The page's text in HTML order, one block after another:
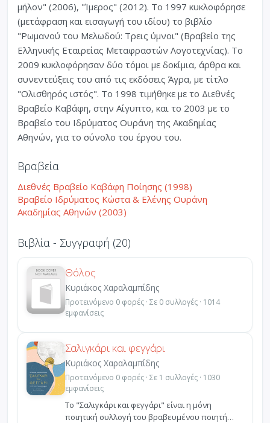
μήλον" (2006), "Ίμερος" (2012). Το 1997 κυκλοφόρησε
(μετάφραση και εισαγωγή του ιδίου) το βιβλίο
"Ρωμανού του Μελωδού: Τρεις ύμνοι" (Βραβείο της
Ελληνικής Εταιρείας Μεταφραστών Λογοτεχνίας). Το
2009 κυκλοφόρησαν δύο τόμοι με δοκίμια, άρθρα και
συνεντεύξεις του από τις εκδόσεις Άγρα, με τίτλο
"Ολισθηρός ιστός". Το 1998 τιμήθηκε με το Διεθνές
Βραβείο Καβάφη, στην Αίγυπτο, και το 2003 με το
Βραβείο του Ιδρύματος Ουράνη της Ακαδημίας
Αθηνών, για το σύνολο του έργου του.
Βραβεία
Διεθνές Βραβείο Καβάφη Ποίησης (1998)
Βραβείο Ιδρύματος Κώστα & Ελένης Ουράνη
Ακαδημίας Αθηνών (2003)
Βιβλία - Συγγραφή (20)
Θόλος
Κυριάκος Χαραλαμπίδης
Προτεινόμενο 0 φορές · Σε 0 συλλογές · 1014
εμφανίσεις
Σαλιγκάρι και φεγγάρι
Κυριάκος Χαραλαμπίδης
Προτεινόμενο 0 φορές · Σε 1 συλλογές · 1030
εμφανίσεις
Το "Σαλιγκάρι και φεγγάρι" είναι η μόνη
ποιητική συλλογή του βραβευμένου ποιητή